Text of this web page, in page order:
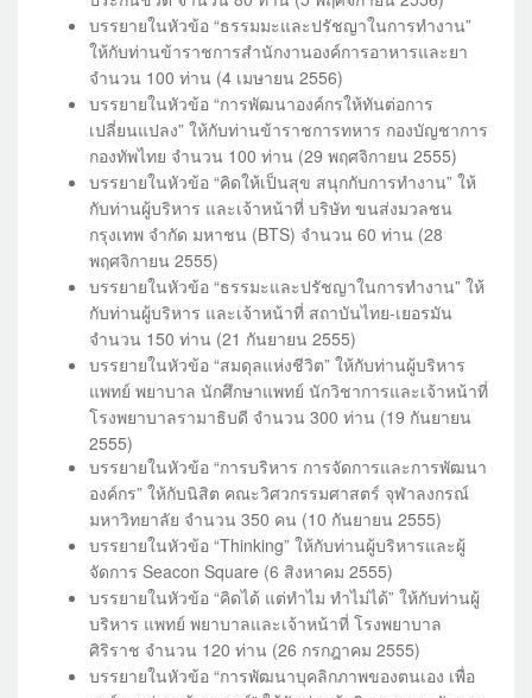
บรรยายในหัวข้อ “ธรรมมะและปรัชญาในการทำงาน”
ให้กับท่านข้าราชการสำนักงานองค์การอาหารและยา
จำนวน 100 ท่าน (4 เมษายน 2556)
บรรยายในหัวข้อ “การพัฒนาองค์กรให้ทันต่อการ
เปลี่ยนแปลง” ให้กับท่านข้าราชการทหาร กองบัญชาการ
กองทัพไทย จำนวน 100 ท่าน (29 พฤศจิกายน 2555)
บรรยายในหัวข้อ “คิดให้เป็นสุข สนุกกับการทำงาน” ให้
กับท่านผู้บริหาร และเจ้าหน้าที่ บริษัท ขนส่งมวลชน
กรุงเทพ จำกัด มหาชน (BTS) จำนวน 60 ท่าน (28
พฤศจิกายน 2555)
บรรยายในหัวข้อ “ธรรมะและปรัชญาในการทำงาน” ให้
กับท่านผู้บริหาร และเจ้าหน้าที่ สถาบันไทย-เยอรมัน
จำนวน 150 ท่าน (21 กันยายน 2555)
บรรยายในหัวข้อ “สมดุลแห่งชีวิต” ให้กับท่านผู้บริหาร
แพทย์ พยาบาล นักศึกษาแพทย์ นักวิชาการและเจ้าหน้าที่
โรงพยาบาลรามาธิบดี จำนวน 300 ท่าน (19 กันยายน
2555)
บรรยายในหัวข้อ “การบริหาร การจัดการและการพัฒนา
องค์กร” ให้กับนิสิต คณะวิศวกรรมศาสตร์ จุฬาลงกรณ์
มหาวิทยาลัย จำนวน 350 คน (10 กันยายน 2555)
บรรยายในหัวข้อ “Thinking” ให้กับท่านผู้บริหารและผู้
จัดการ Seacon Square (6 สิงหาคม 2555)
บรรยายในหัวข้อ “คิดได้ แต่ทำไม ทำไม่ได้” ให้กับท่านผู้
บริหาร แพทย์ พยาบาลและเจ้าหน้าที่ โรงพยาบาล
ศิริราช จำนวน 120 ท่าน (26 กรกฎาคม 2555)
บรรยายในหัวข้อ “การพัฒนาบุคลิกภาพของตนเอง เพื่อ